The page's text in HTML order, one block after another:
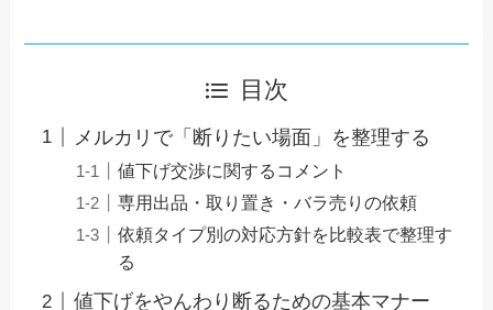
目次
メルカリで「断りたい場面」を整理する
値下げ交渉に関するコメント
専用出品・取り置き・バラ売りの依頼
依頼タイプ別の対応方針を比較表で整理す
る
値下げをやんわり断るための基本マナー